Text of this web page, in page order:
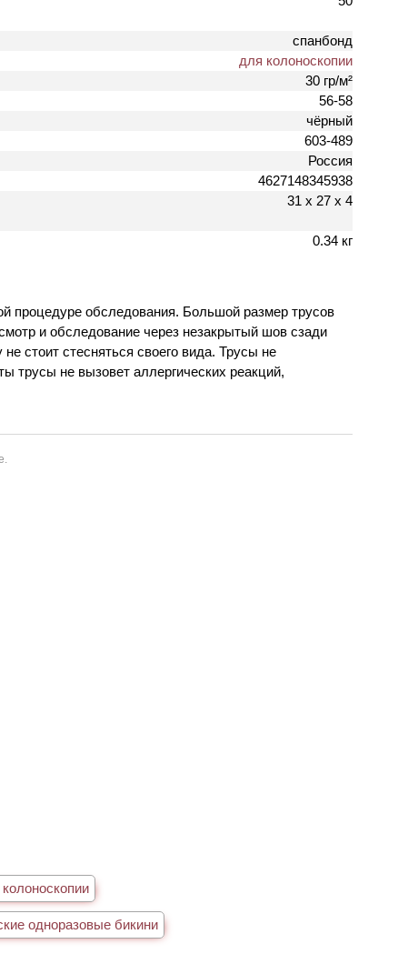
спанбонд
для колоноскопии
30 гр/м²
56-58
чёрный
603-489
Россия
4627148345938
31 х 27 х 4
0.34 кг
процедуре обследования. Большой размер трусов
и обследование через незакрытый шов сзади
стоит стесняться своего вида. Трусы не
трусы не вызовет аллергических реакций,
одноразовые бикини